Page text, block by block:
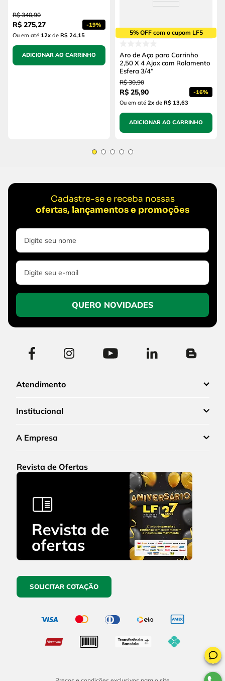
R$ 340,90
R$ 275,27 -19%
Ou em até 12x de R$ 24,15
ADICIONAR AO CARRINHO
5% OFF com o cupom LF5
Aro de Aço para Carrinho
2,50 X 4 Ajax com Rolamento
Esfera 3/4”
R$ 30,90
R$ 25,90 -16%
Ou em até 2x de R$ 13,63
ADICIONAR AO CARRINHO
Cadastre-se e receba nossas
ofertas, lançamentos e promoções
QUERO NOVIDADES
Atendimento
Institucional
A Empresa
Revista de Ofertas
SOLICITAR COTAÇÃO